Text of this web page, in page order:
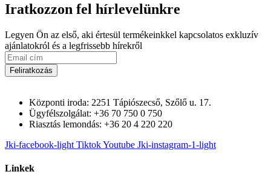
Iratkozzon fel hírlevelünkre
Legyen Ön az első, aki értesül termékeinkkel kapcsolatos exkluzív
ajánlatokról és a legfrissebb hírekről
Feliratkozás
Központi iroda: 2251 Tápiószecső, Szőlő u. 17.
Ügyfélszolgálat: +36 70 750 0 750
Riasztás lemondás: +36 20 4 220 220
Jki-facebook-light TiktokYoutube Jki-instagram-1-light
Linkek